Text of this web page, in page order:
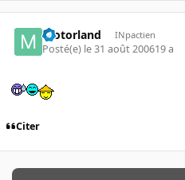
motorland INpactien
Posté(e) le 31 août 200619 a
Citer